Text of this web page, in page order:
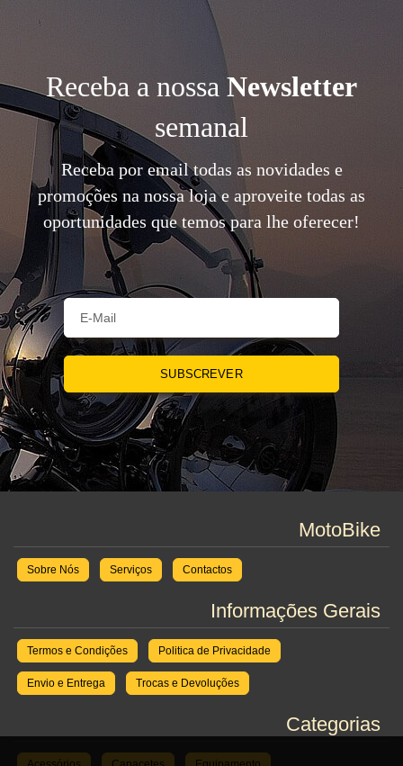
Receba a nossa Newsletter
semanal
Receba por email todas as novidades e
promoções na nossa loja e aproveite todas as
oportunidades que temos para lhe oferecer!
SUBSCREVER
MotoBike
Sobre Nós Serviços Contactos
Informações Gerais
Termos e Condições Politica de Privacidade
Envio e Entrega Trocas e Devoluções
Categorias